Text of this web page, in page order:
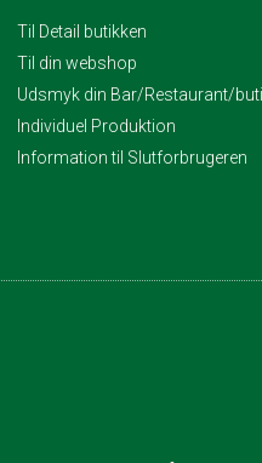
Til Detail butikken
Til din webshop
Udsmyk din Bar/Restaurant/
Individuel Produktion
Information til Slutforbrugeren